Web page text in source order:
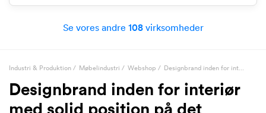
Se vores andre 108virksomheder
Industri & Produktion/ Møbelindustri / Webshop / Designbrand inden for int...
Designbrand inden for interiør